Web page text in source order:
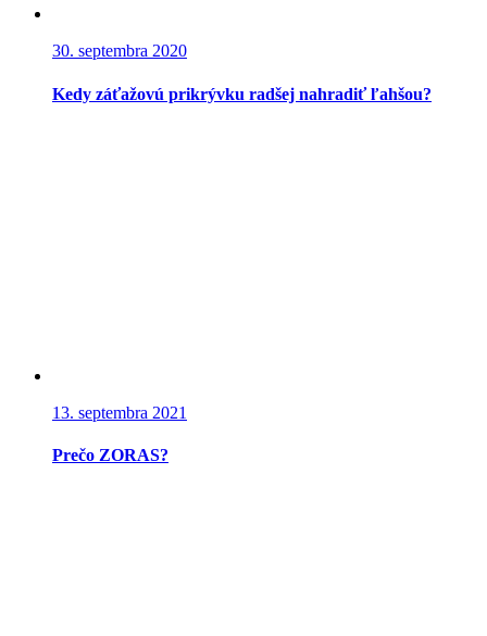
30. septembra 2020
Kedy záťažovú prikrývku radšej nahradiť ľahšou?
13. septembra 2021
Prečo ZORAS?